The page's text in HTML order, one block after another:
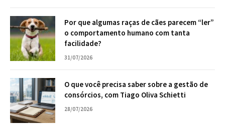
Por que algumas raças de cães parecem “ler”
o comportamento humano com tanta
facilidade?
31/07/2026
O que você precisa saber sobre a gestão de
consórcios, com Tiago Oliva Schietti
28/07/2026